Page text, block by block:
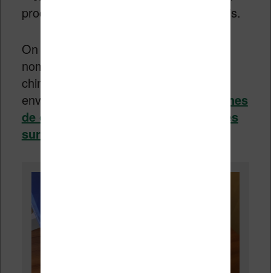
produit à même de satisfaire les Chinois.
On a donc vu, au fil des années, de
nombreuses machines de lecture
chinoises fonctionnant sous Android
envahir le monde – et la Chine.
Certaines
de ces liseuses ont même été testées
sur le site